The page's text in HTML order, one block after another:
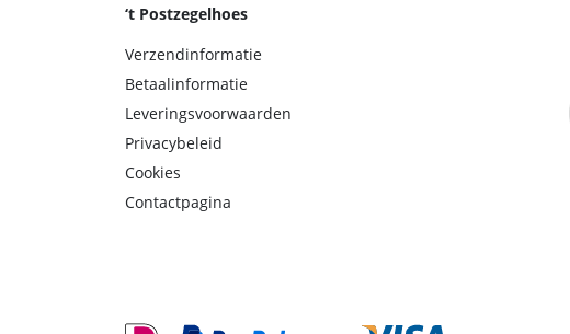
‘t Postzegelhoes
Verzendinformatie
Betaalinformatie
Leveringsvoorwaarden
Privacybeleid
Cookies
Contactpagina